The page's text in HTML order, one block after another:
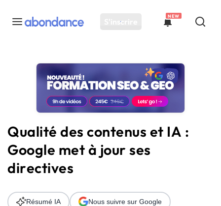
S'inscrire
NEW
Toutes les actus
Actus SEO
Plateforme
Solutions
Ressources
Audit SEO
Qualité des contenus et IA :
Google met à jour ses
directives
Résumé IA Nous suivre sur Google